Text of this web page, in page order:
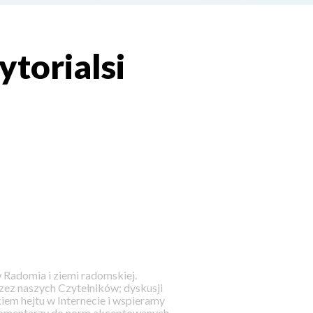
i ziemi radomskiej.
naszych Czytelników; dyskusji
hejtu w Internecie i wspieramy